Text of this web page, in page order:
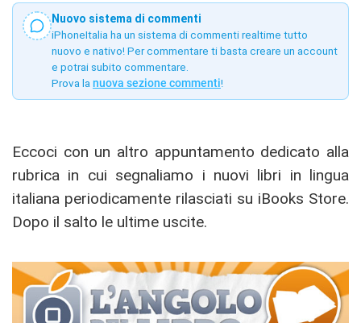
Nuovo sistema di commenti
iPhoneItalia ha un sistema di commenti realtime tutto
nuovo e nativo! Per commentare ti basta creare un account
e potrai subito commentare.
Prova la nuova sezione commenti!
Eccoci con un altro appuntamento dedicato alla
rubrica in cui segnaliamo i nuovi libri in lingua
italiana periodicamente rilasciati su iBooks Store.
Dopo il salto le ultime uscite.